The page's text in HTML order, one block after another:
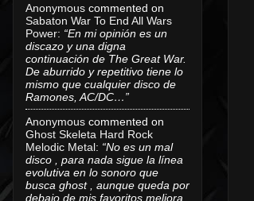
Anonymous commented on
Sabaton War To End All Wars
Power: “En mi opinión es un
discazo y una digna
continuación de The Great War.
De aburrido y repetitivo tiene lo
mismo que cualquier disco de
Ramones, AC/DC…”
Anonymous commented on
Ghost Skeleta Hard Rock
Melodic Metal: “No es un mal
disco , para nada sigue la línea
evolutiva en lo sonoro que
busca ghost , aunque queda por
debajo de mis favoritos meliora